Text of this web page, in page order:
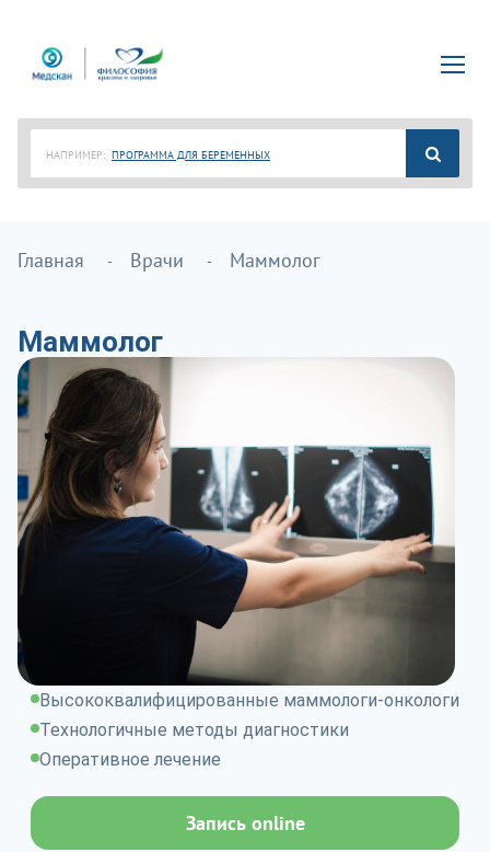
НАПРИМЕР: ПРОГРАММА ДЛЯ БЕРЕМЕННЫХ
Главная Врачи Маммолог
Высококвалифицированные маммологи-онкологи
Технологичные методы диагностики
Оперативное лечение
Запись online
Маммолог